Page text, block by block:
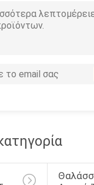
αφρού